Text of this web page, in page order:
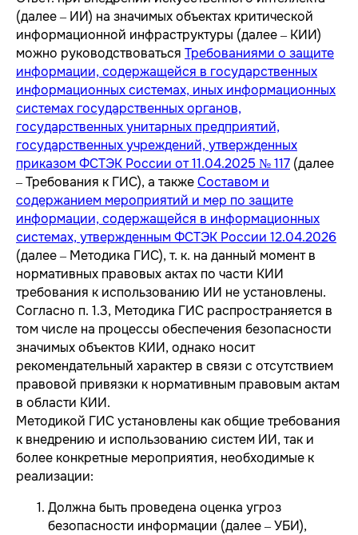
(далее – ИИ) на значимых объектах критической
информационной инфраструктуры (далее – КИИ)
можно руководствоваться Требованиями о защите
информации, содержащейся в государственных
информационных системах, иных информационных
системах государственных органов,
государственных унитарных предприятий,
государственных учреждений, утвержденных
приказом ФСТЭК России от 11.04.2025 № 117 (далее
– Требования к ГИС), а такжеСоставом и
содержанием мероприятий и мер по защите
информации, содержащейся в информационных
системах, утвержденным ФСТЭК России 12.04.2026
(далее – Методика ГИС), т. к. на данный момент в
нормативных правовых актах по части КИИ
требования к использованию ИИ не установлены.
Согласно п. 1.3, Методика ГИС распространяется в
том числе на процессы обеспечения безопасности
значимых объектов КИИ, однако носит
рекомендательный характер в связи с отсутствием
правовой привязки к нормативным правовым актам
в области КИИ.
Методикой ГИС установлены как общие требования
к внедрению и использованию систем ИИ, так и
более конкретные мероприятия, необходимые к
реализации:
Должна быть проведена оценка угроз
безопасности информации (далее – УБИ),